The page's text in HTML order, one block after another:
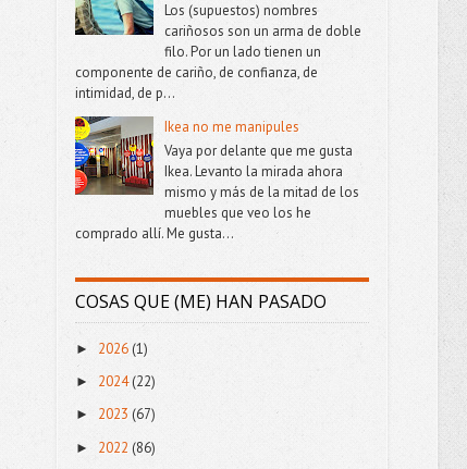
Los (supuestos) nombres
cariñosos son un arma de doble
filo. Por un lado tienen un
componente de cariño, de confianza, de
intimidad, de p...
Ikea no me manipules
Vaya por delante que me gusta
Ikea. Levanto la mirada ahora
mismo y más de la mitad de los
muebles que veo los he
comprado allí. Me gusta...
COSAS QUE (ME) HAN PASADO
► 2026 (1)
► 2024(22)
► 2023 (67)
► 2022 (86)